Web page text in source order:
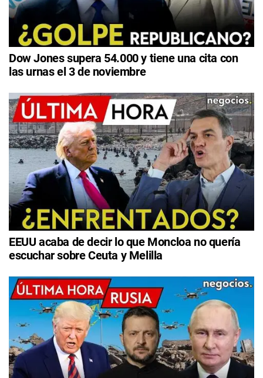
Dow Jones supera 54.000 y tiene una cita con
las urnas el 3 de noviembre
EEUU acaba de decir lo que Moncloa no quería
escuchar sobre Ceuta y Melilla